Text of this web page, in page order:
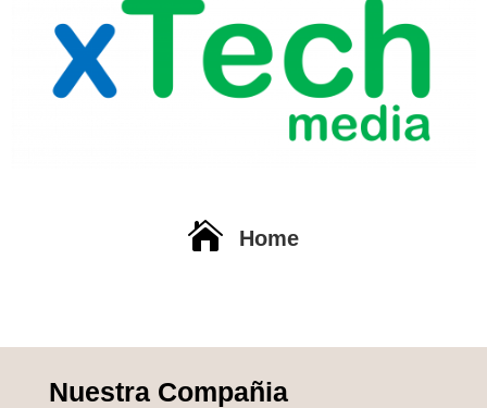
 Home
Nuestra Compañia